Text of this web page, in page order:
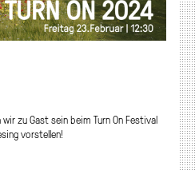
zu Gast sein beim Turn On Festival
vorstellen!